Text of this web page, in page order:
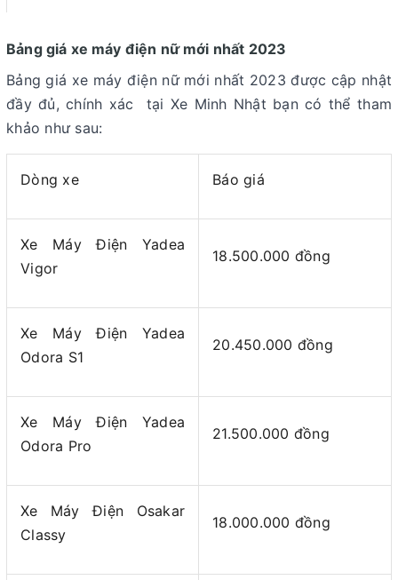
Bảng giá xe máy điện nữ mới nhất 2023
Bảng giá xe máy điện nữ mới nhất 2023 được cập nhật
đầy đủ, chính xác tại Xe Minh Nhật bạn có thể tham
khảo như sau:
Dòng xe Báo giá
Xe Máy Điện Yadea
Vigor
18.500.000 đồng
Xe Máy Điện Yadea
Odora S1
20.450.000 đồng
Xe Máy Điện Yadea
Odora Pro
21.500.000 đồng
Xe Máy Điện Osakar
Classy
18.000.000 đồng